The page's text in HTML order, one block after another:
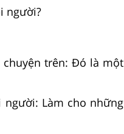
người?
chuyện trên: Đó là một
Làm cho những